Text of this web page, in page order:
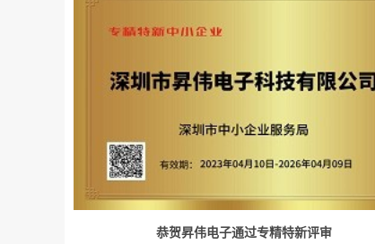
恭贺昇伟电子通过专精特新评审